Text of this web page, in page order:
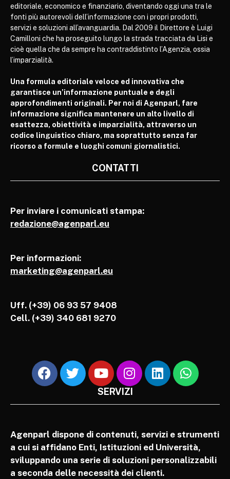
editoriale, economico e finanziario, diventando oggi una tra le
fonti più autorevoli dell’informazione con i propri prodotti,
servizi e soluzioni all’avanguardia. Dal 2009 il Direttore è Luigi
Camilloni che ha proseguito lungo la strada tracciata da Lisi e
cioè quella che da sempre ha contraddistinto l’Agenzia, ossia
l’imparzialità.
Una formula editoriale veloce ed innovativa che
garantisce un’informazione puntuale e degli
approfondimenti originali. Per noi di Agenparl, fare
informazione significa mantenere un alto livello di
esattezza, obiettività e imparzialità, attraverso un
codice linguistico chiaro, ma soprattutto senza far
ricorso a formule e luoghi comuni giornalistici.
CONTATTI
Per inviare i comunicati stampa:
redazione@agenparl.eu
Per informazioni:
marketing@agenparl.eu
Uff. (+39) 06 93 57 9408
Cell. (+39) 340 681 9270
SERVIZI
Agenparl dispone di contenuti, servizi e strumenti
a cui si affidano Enti, Istituzioni ed Università,
sviluppando una serie di soluzioni personalizzabili
a seconda delle necessità dei clienti.